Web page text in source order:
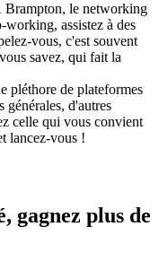
Brampton, le networking
working, assistez à des
vous, c'est souvent
savez, qui fait la
pléthore de plateformes
générales, d'autres
celle qui vous convient
lancez-vous !
gagnez plus de